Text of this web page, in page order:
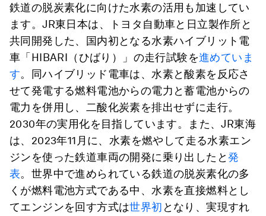
鉄道の脱炭素化に向けた水素の活用も加速してい
ます。JR東日本は、トヨタ自動車と日立製作所と
共同開発した、国内初となる水素ハイブリット電
車「HIBARI（ひばり）」の走行試験を進めていま
す。同ハイブリッド電車は、水素と酸素を反応さ
せて発電する燃料電池からの電力と蓄電池からの
電力を併用し、二酸化炭素を排出せずに走行。
2030年の実用化を目指しています。また、JR東海
は、2023年11月に、水素を燃やして走る水素エン
ジンを使った鉄道車両の開発に乗り出したと発
表。世界中で進められている鉄道の脱炭素化の多
くが燃料電池方式である中、水素を直接燃料とし
てエンジンを回す方式は世界初 となり、実現すれ